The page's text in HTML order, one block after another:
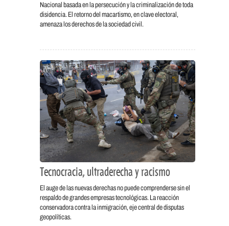
Nacional basada en la persecución y la criminalización de toda
disidencia. El retorno del macartismo, en clave electoral,
amenaza los derechos de la sociedad civil.
Tecnocracia, ultraderecha y racismo
El auge de las nuevas derechas no puede comprenderse sin el
respaldo de grandes empresas tecnológicas. La reacción
conservadora contra la inmigración, eje central de disputas
geopolíticas.